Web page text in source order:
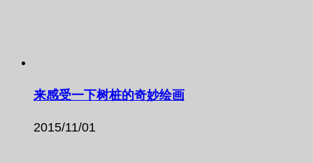
来感受一下树桩的奇妙绘画
2015/11/01